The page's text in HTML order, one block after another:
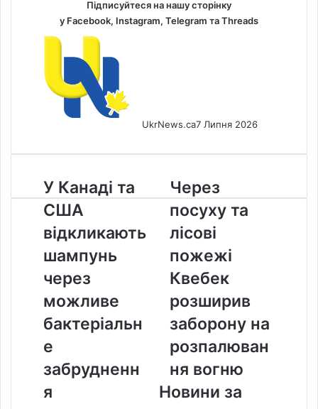
Підписуйтеся на нашу сторінку
у Facebook, Instagram, Telegram таThreads
UkrNews.ca7 Липня 2026
У
Канаді
та
США
відкликають
шампунь
можливе
бактеріальне
забруднення
У Канаді та
США
відкликають
шампунь
через
можливе
бактеріальн
е
забрудненн
я
Через
посуху
та
лісові
пожежі
Квебек
розширив
заборону
на
розпалювання
вогню
Через
посуху та
лісові
пожежі
Квебек
розширив
заборону на
розпалюван
ня вогню
Новини за